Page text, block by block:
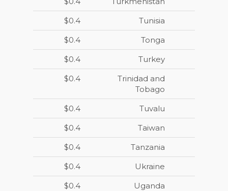
Tunisia
$0.4
Tonga
$0.4
Turkey
$0.4
Trinidad and
Tobago
$0.4
Tuvalu
$0.4
Taiwan
$0.4
Tanzania
$0.4
Ukraine
$0.4
Uganda
$0.4